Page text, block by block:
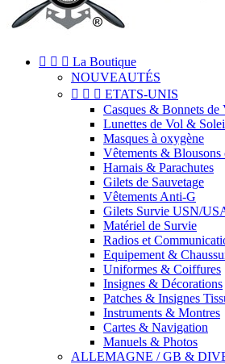
   La Boutique
NOUVEAUTÉS
   ETATS-UNIS
Casques & Bonnets de
Lunettes de Vol &
Masques à oxygène
Vêtements & Blousons
Harnais & Parachutes
Gilets de Sauvetage
Vêtements Anti-G
Gilets Survie USN/
Matériel de Survie
Radios et
Equipement &
Uniformes & Coiffures
Insignes & Décorations
Patches & Insignes
Instruments & Montres
Cartes & Navigation
Manuels & Photos
ALLEMAGNE / GB &